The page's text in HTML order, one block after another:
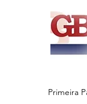
Primeira